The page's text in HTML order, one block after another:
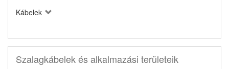
Kábelek
Szalagkábelek és alkalmazási területeik